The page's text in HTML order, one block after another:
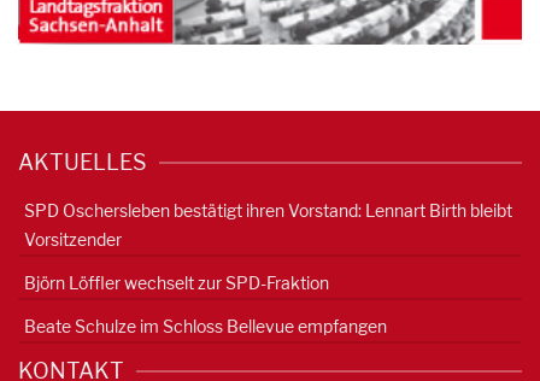
AKTUELLES
SPD Oschersleben bestätigt ihren Vorstand: Lennart Birth bleibt
Vorsitzender
Björn Löffler wechselt zur SPD-Fraktion
Beate Schulze im Schloss Bellevue empfangen
KONTAKT